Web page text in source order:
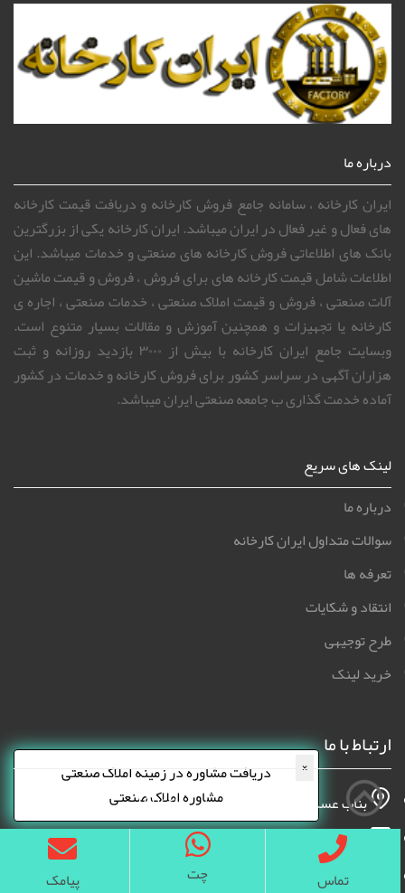
تماس چت پیامک
×
دریافت مشاوره در زمینه املاک صنعتی
مشاوره املاک صنعتی
درباره ما
ایران کارخانه ، سامانه جامع فروش کارخانه و دریافت قیمت کارخانه
های فعال و غیر فعال در ایران میباشد. ایران کارخانه یکی از بزرگترین
بانک های اطلاعاتی فروش کارخانه های صنعتی و خدمات میباشد. این
اطلاعات شامل قیمت کارخانه های برای فروش ، فروش و قیمت ماشین
آلات صنعتی ، فروش و قیمت املاک صنعتی ، خدمات صنعتی ، اجاره ی
کارخانه یا تجهیزات و همچنین آموزش و مقالات بسیار متنوع است.
وبسایت جامع ایران کارخانه با بیش از ۳۰۰۰ بازدید روزانه و ثبت
هزاران آگهی در سراسر کشور برای فروش کارخانه و خدمات در کشور
آماده خدمت گذاری ب جامعه صنعتی ایران میباشد.
لینک های سریع
درباره ما
سوالات متداول ایران کارخانه
تعرفه ها
انتقاد و شکایات
طرح توجیهی
خرید لینک
ارتباط با ما
بناب عسگرآباد بن بست نریمانی پلاک 109
09130850514